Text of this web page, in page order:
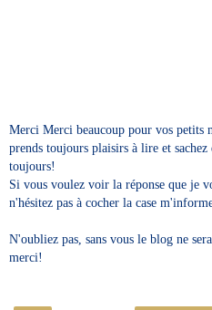
Merci Merci beaucoup pour vos petits
prends toujours plaisirs à lire et
toujours!
Si vous voulez voir la réponse que je
n'hésitez pas à cocher la case
N'oubliez pas, sans vous le blog ne
merci!